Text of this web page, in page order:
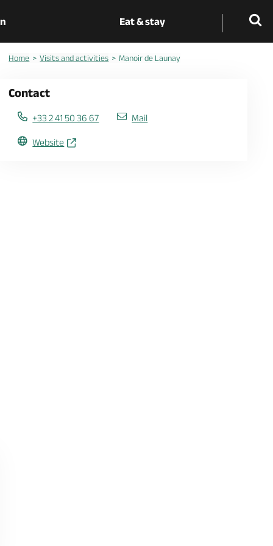
Eat & stay
Home Visits and activities Manoir de Launay
Contact
+33 2 41 50 36 67 Mail
Website